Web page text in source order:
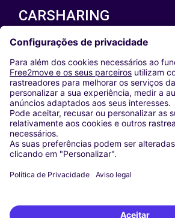
CARSHARING
NOSSAS CIDADES
Washington DC
Milan
Rome
Turin
Vienna
Berlin
Cologne
Dusseldorf
Frankfurt
Munich